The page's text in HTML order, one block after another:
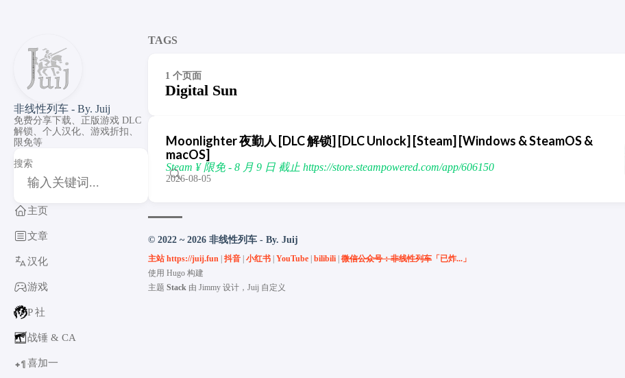
非线性列车 - By. Juij
免费分享下载、正版游戏 DLC
解锁、个人汉化、游戏折扣、
限免等
搜索
主页
文章
汉化
游戏
P 社
战锤 & CA
+1喜加一
TAGS
1 个页面
Digital Sun
Moonlighter 夜勤人 [DLC 解锁] [DLC Unlock] [Steam] [Windows & SteamOS &
macOS]
Steam ¥ 限免 - 8 月 9 日 截止 https://store.steampowered.com/app/606150
2026-08-05
© 2022 ~ 2026 非线性列车 - By. Juij
主站 https://juij.fun| 抖音| 小红书| YouTube| bilibili|微信公众号：非线性列车「已炸...」
使用 Hugo构建
主题 Stack由 Jimmy设计，Juij 自定义